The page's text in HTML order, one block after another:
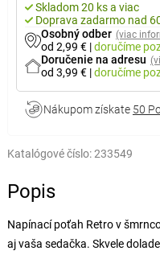
Skladom 20 ks a viac
Doprava zadarmo nad
Osobný odber (viac
od 2,99 € |doručíme
Doručenie na adresu
od 3,99 € |doručíme
Nákupom získate 50
Katalógové číslo:233549
Popis
Napínací poťah Retro v
aj vaša sedačka. Skvele